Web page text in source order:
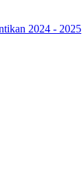
2024 - 2025